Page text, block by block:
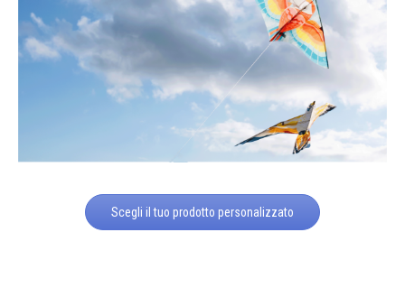
Scegli il tuo prodotto personalizzato